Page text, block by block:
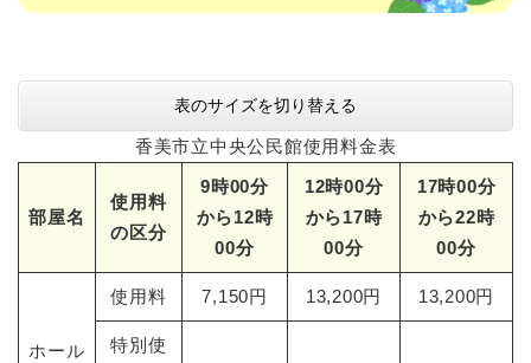
表のサイズを切り替える
香美市立中央公民館使用料金表
部屋名
使用料
の区分
9時00分
から12時
00分
12時00分
から17時
00分
17時00分
から22時
00分
ホール
使用料 7,150円 13,200円 13,200円
特別使